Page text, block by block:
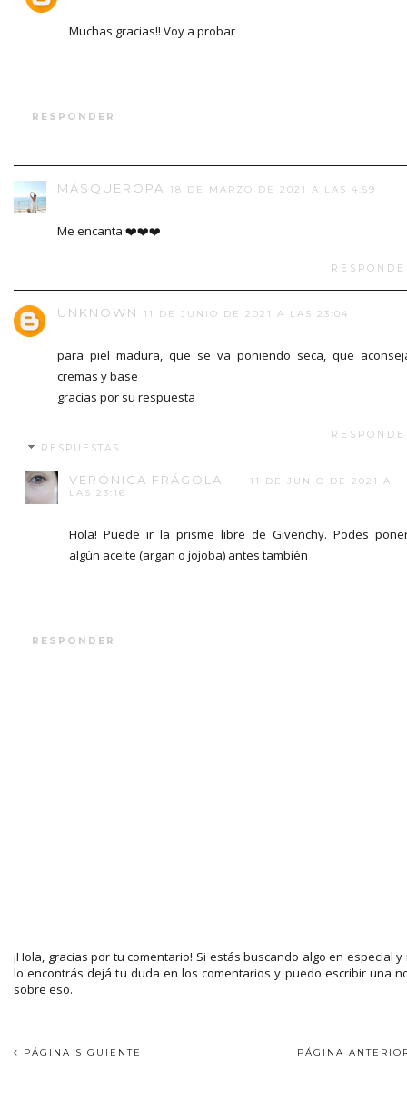
Muchas gracias!! Voy a probar
RESPONDER
MÁSQUEROPA 18 DE MARZO DE 2021 A LAS 4:59
Me encanta ❤️❤️❤️
UNKNOWN 11 DE JUNIO DE 2021 A LAS 23:04
para piel madura, que se va poniendo seca, que
cremas y base
gracias por su respuesta
RESPUESTAS
VERÓNICA FRÁGOLA
11 DE JUNIO DE 2021 A
LAS 23:16
Hola! Puede ir la prisme libre de Givenchy. Podes
algún aceite (argan o jojoba) antes también
RESPONDER
¡Hola, gracias por tu comentario! Si estás buscando algo en especial y
lo encontrás dejá tu duda en los comentarios y puedo escribir una
sobre eso.
PÁGINA SIGUIENTE PÁGINA